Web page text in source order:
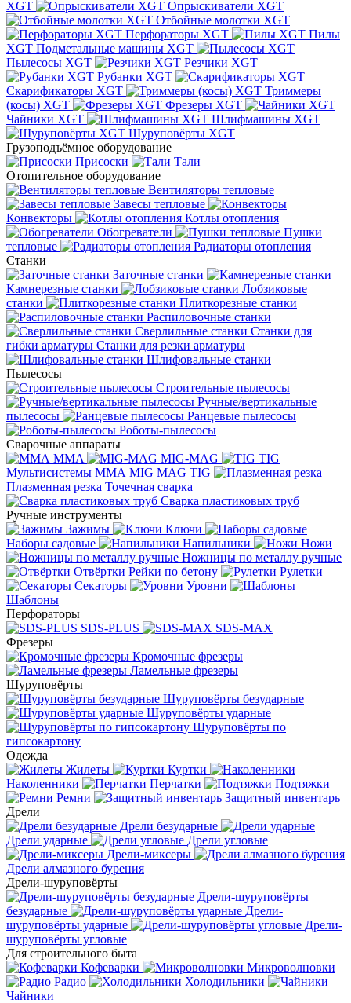
XGT
Опрыскиватели XGT
Отбойные молотки XGT
Перфораторы XGT
Пилы
XGT Подметальные машины XGT
Пылесосы XGT
Резчики XGT
Рубанки XGT
Скарификаторы XGT
Триммеры
(косы) XGT
Фрезеры XGT
Чайники XGT
Шлифмашины XGT
Шуруповёрты XGT
Грузоподъёмное оборудование
Присоски
Тали
Отопительное оборудование
Вентиляторы тепловые
Завесы тепловые
Конвекторы
Котлы отопления
Обогреватели
Пушки
тепловые
Радиаторы отопления
Станки
Заточные станки
Камнерезные станки
Лобзиковые
станки
Плиткорезные станки
Распиловочные станки
Сверлильные станки Станки для
гибки арматуры Станки для резки арматуры
Шлифовальные станки
Пылесосы
Строительные пылесосы
Ручные/вертикальные
пылесосы
Ранцевые пылесосы
Роботы-пылесосы
Сварочные аппараты
MMA
MIG-MAG
TIG
Мультисистемы ММА MIG MAG TIG
Плазменная резка Точечная сварка
Cварка пластиковых труб
Ручные инструменты
Зажимы
Ключи
Наборы садовые
Напильники
Ножи
Ножницы по металлу ручные
Отвёртки Рейки по бетону
Рулетки
Секаторы
Уровни
Шаблоны
Перфораторы
SDS-PLUS
SDS-MAX
Фрезеры
Кромочные фрезеры
Ламельные фрезеры
Шуруповёрты
Шуруповёрты безударные
Шуруповёрты ударные
Шуруповёрты по
гипсокартону
Одежда
Жилеты
Куртки
Наколенники
Перчатки
Подтяжки
Ремни
Защитный инвентарь
Дрели
Дрели безударные
Дрели ударные
Дрели угловые
Дрели-миксеры
Дрели алмазного бурения
Дрели-шуруповёрты
Дрели-шуруповёрты
безударные
Дрели-
шуруповёрты ударные
Дрели-
шуруповёрты угловые
Для строительного быта
Кофеварки
Микроволновки
Радио
Холодильники
Чайники